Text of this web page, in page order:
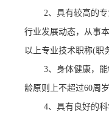
2、具有较高的
行业发展动态，从事
以上专业技术职称(职
3、身体健康，
龄原则上不超过60周岁
4、具有良好的